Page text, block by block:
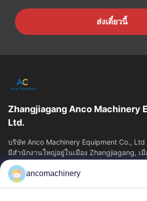
ส่งเดี๋ยวนี้
Zhangjiagang Anco Machinery
Ltd.
บริษัท Anco Machinery Equipment Co.,
มีสํานักงานใหญ่อยู่ในเมือง Zhangjiagang, เมื
Jiangsu.
ลิงก์ด่วนancomachinery